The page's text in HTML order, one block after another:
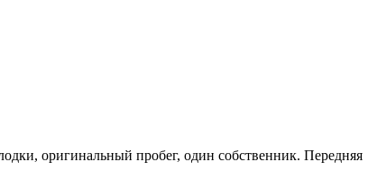
оригинальный пробег, один собственник. Передняя